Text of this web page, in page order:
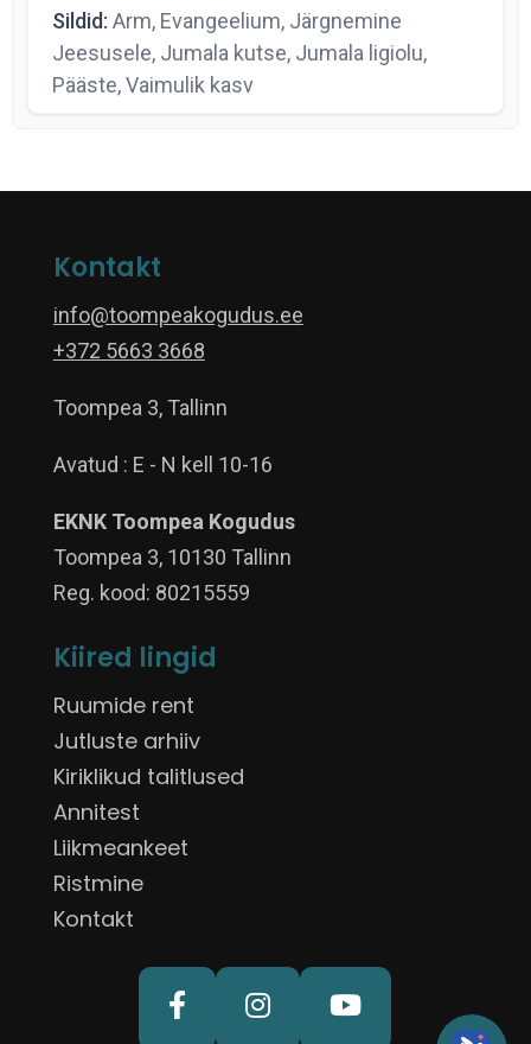
Sildid: Arm, Evangeelium, Järgnemine
Jeesusele, Jumala kutse, Jumala ligiolu,
Pääste, Vaimulik kasv
Kontakt
info@toompeakogudus.ee
+372 5663 3668
Toompea 3, Tallinn
Avatud : E - N kell 10-16
EKNK Toompea Kogudus
Toompea 3, 10130 Tallinn
Reg. kood: 80215559
Kiired lingid
Ruumide rent
Jutluste arhiiv
Kiriklikud talitlused
Annitest
Liikmeankeet
Ristmine
Kontakt
  